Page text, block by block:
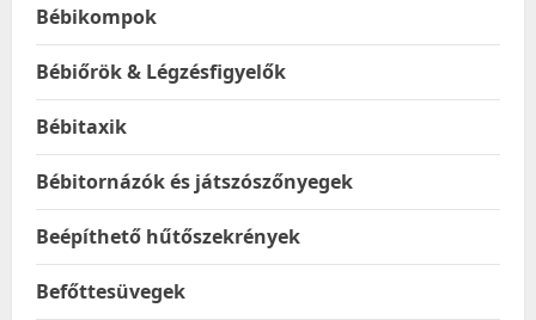
Bébikompok
Bébiőrök & Légzésfigyelők
Bébitaxik
Bébitornázók és játszószőnyegek
Beépíthető hűtőszekrények
Befőttesüvegek